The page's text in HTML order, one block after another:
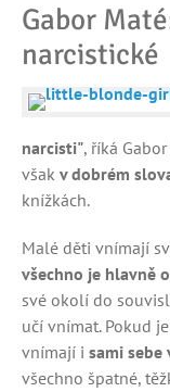
Gabor
narcistické
narcisti", říká
však v dobrém
knížkách.
Malé děti vnímají
všechno je hlavně
své okolí do
učí vnímat. Pokud
vnímají i sami sebe
všechno špatné,